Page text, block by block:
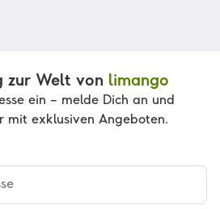
zur Welt von limango
ein – melde Dich an und
mit exklusiven Angeboten.